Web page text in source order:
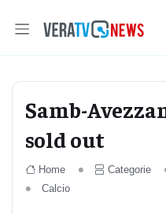
Samb-
sold out
Home Categorie
Calcio